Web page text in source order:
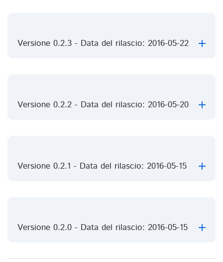
Versione 0.2.3 - Data del rilascio: 2016-05-22
Versione 0.2.2 - Data del rilascio: 2016-05-20
Versione 0.2.1 - Data del rilascio: 2016-05-15
Versione 0.2.0 - Data del rilascio: 2016-05-15